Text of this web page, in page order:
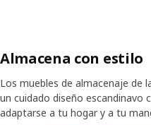
Almacena con estilo
Los muebles de almacenaje de
un cuidado diseño escandinavo
adaptarse a tu hogar y a tu